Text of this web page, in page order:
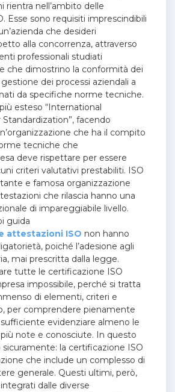
rientra nell’ambito delle
Esse sono requisiti imprescindibili
che desideri
alla concorrenza, attraverso
professionali studiati
che dimostrino la conformità dei
dei processi aziendali a
da specifiche norme tecniche.
esteso “International
facendo
che ha il compito
tecniche che
deve rispettare per essere
criteri valutativi prestabiliti. ISO
e famosa organizzazione
che rilascia hanno una
di impareggiabile livello.
guida
attestazioni ISO non hanno
poiché l’adesione agli
mai prescritta dalla legge.
tutte le certificazione ISO
impossibile, perché si tratta
di elementi, criteri e
per comprendere pienamente
sufficiente evidenziare almeno le
note e conosciute. In questo
la certificazione ISO
che include un complesso di
generale. Questi ultimi, però,
dalle diverse